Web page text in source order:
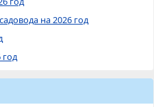
на 2026 год